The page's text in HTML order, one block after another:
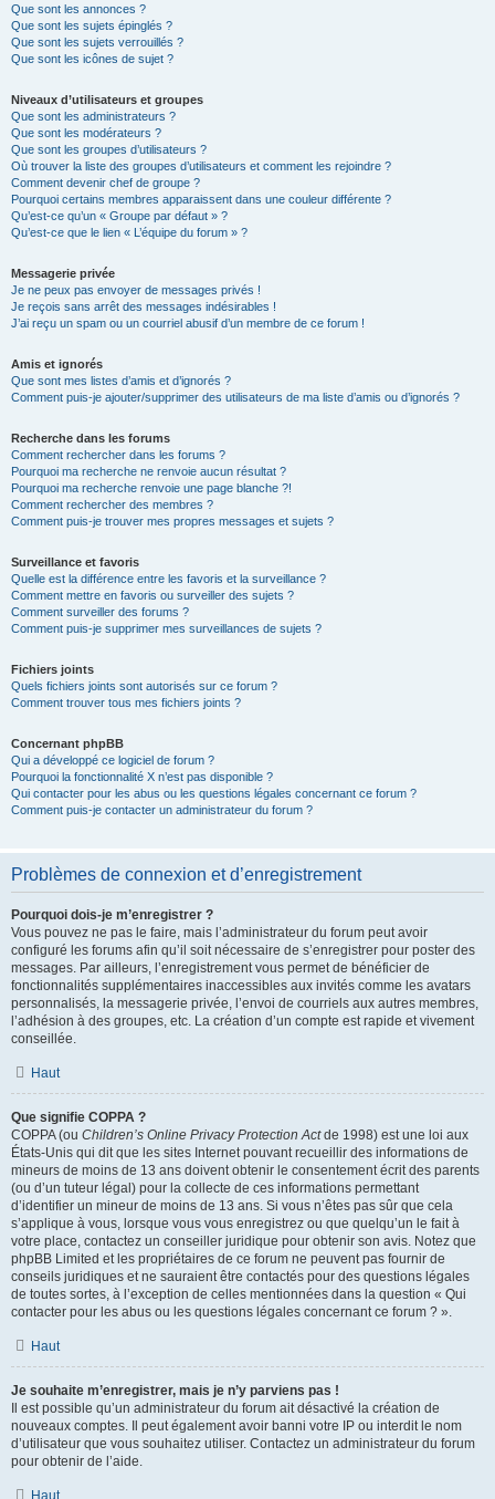
Que sont les annonces ?
Que sont les sujets épinglés ?
Que sont les sujets verrouillés ?
Que sont les icônes de sujet ?
Niveaux d’utilisateurs et groupes
Que sont les administrateurs ?
Que sont les modérateurs ?
Que sont les groupes d’utilisateurs ?
Où trouver la liste des groupes d’utilisateurs et comment les rejoindre ?
Comment devenir chef de groupe ?
Pourquoi certains membres apparaissent dans une couleur différente ?
Qu’est-ce qu’un « Groupe par défaut » ?
Qu’est-ce que le lien « L’équipe du forum » ?
Messagerie privée
Je ne peux pas envoyer de messages privés !
Je reçois sans arrêt des messages indésirables !
J’ai reçu un spam ou un courriel abusif d’un membre de ce forum !
Amis et ignorés
Que sont mes listes d’amis et d’ignorés ?
Comment puis-je ajouter/supprimer des utilisateurs de ma liste d’amis ou d’ignorés ?
Recherche dans les forums
Comment rechercher dans les forums ?
Pourquoi ma recherche ne renvoie aucun résultat ?
Pourquoi ma recherche renvoie une page blanche ?!
Comment rechercher des membres ?
Comment puis-je trouver mes propres messages et sujets ?
Surveillance et favoris
Quelle est la différence entre les favoris et la surveillance ?
Comment mettre en favoris ou surveiller des sujets ?
Comment surveiller des forums ?
Comment puis-je supprimer mes surveillances de sujets ?
Fichiers joints
Quels fichiers joints sont autorisés sur ce forum ?
Comment trouver tous mes fichiers joints ?
Concernant phpBB
Qui a développé ce logiciel de forum ?
Pourquoi la fonctionnalité X n’est pas disponible ?
Qui contacter pour les abus ou les questions légales concernant ce forum ?
Comment puis-je contacter un administrateur du forum ?
Problèmes de connexion et d’enregistrement
Pourquoi dois-je m’enregistrer ?
Vous pouvez ne pas le faire, mais l’administrateur du forum peut avoir
configuré les forums afin qu’il soit nécessaire de s’enregistrer pour poster des
messages. Par ailleurs, l’enregistrement vous permet de bénéficier de
fonctionnalités supplémentaires inaccessibles aux invités comme les avatars
personnalisés, la messagerie privée, l’envoi de courriels aux autres membres,
l’adhésion à des groupes, etc. La création d’un compte est rapide et vivement
conseillée.
Haut
Que signifie COPPA ?
COPPA (ou Children’s Online Privacy Protection Actde 1998) est une loi aux
États-Unis qui dit que les sites Internet pouvant recueillir des informations de
mineurs de moins de 13 ans doivent obtenir le consentement écrit des parents
(ou d’un tuteur légal) pour la collecte de ces informations permettant
d’identifier un mineur de moins de 13 ans. Si vous n’êtes pas sûr que cela
s’applique à vous, lorsque vous vous enregistrez ou que quelqu’un le fait à
votre place, contactez un conseiller juridique pour obtenir son avis. Notez que
phpBB Limited et les propriétaires de ce forum ne peuvent pas fournir de
conseils juridiques et ne sauraient être contactés pour des questions légales
de toutes sortes, à l’exception de celles mentionnées dans la question « Qui
contacter pour les abus ou les questions légales concernant ce forum ? ».
Haut
Je souhaite m’enregistrer, mais je n’y parviens pas !
Il est possible qu’un administrateur du forum ait désactivé la création de
nouveaux comptes. Il peut également avoir banni votre IP ou interdit le nom
d’utilisateur que vous souhaitez utiliser. Contactez un administrateur du forum
pour obtenir de l’aide.
Haut